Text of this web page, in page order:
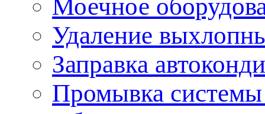
Моечное
Удаление
Заправка
Промывка